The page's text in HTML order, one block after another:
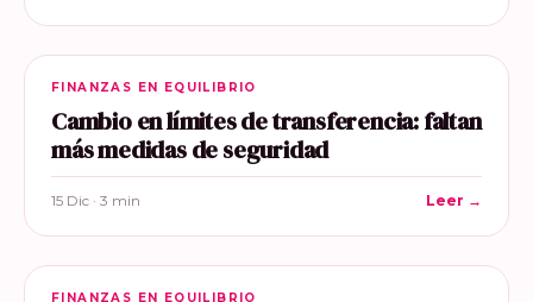
FINANZAS EN EQUILIBRIO
Cambio en límites de transferencia: faltan
más medidas de seguridad
15 Dic · 3 min Leer →
FINANZAS EN EQUILIBRIO